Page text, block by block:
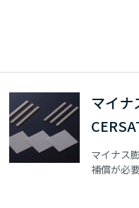
マイナ
マイナス
補償が必